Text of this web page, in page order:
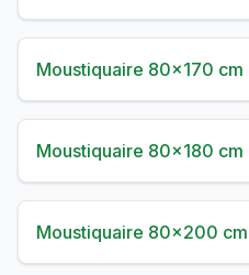
Moustiquaire 80×170 cm
Moustiquaire 80×180 cm
Moustiquaire 80×200 cm